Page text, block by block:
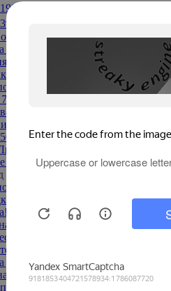
текстиля до -50%
до -70%
129 руб
цены
руб
товары
товары
20% по промокоду
Ульяновск до -70%
доставкой
до -50%
посуда